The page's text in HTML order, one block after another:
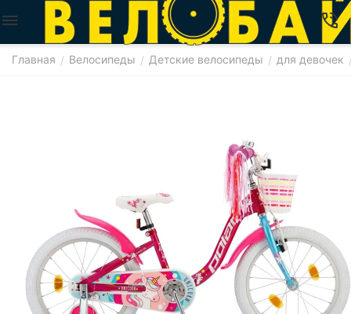
Главная / Велосипеды / Детские велосипеды / для девочек